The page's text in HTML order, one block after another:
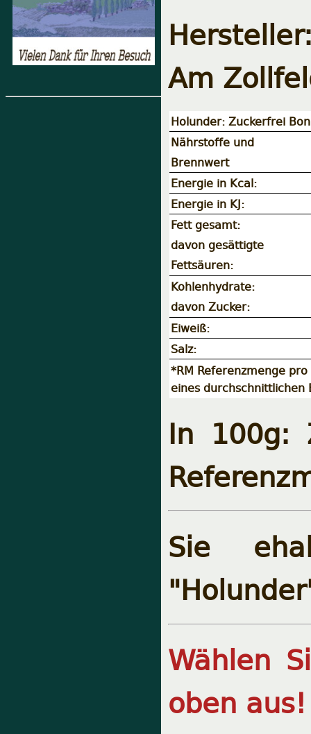
Am
Holunder: Zuckerfrei
Nährstoffe und
Brennwert
Energie in Kcal:
Energie in KJ:
Fett gesamt:
davon gesättigte
Fettsäuren:
Kohlenhydrate:
davon Zucker:
Eiweiß:
Salz:
*RM Referenzmenge
eines durchschnittlichen
In
Sie
"Holunder
Wählen
oben aus!